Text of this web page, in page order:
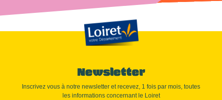
Newsletter
Inscrivez vous à notre newsletter et recevez, 1 fois par mois, toutes
les informations concernant le Loiret